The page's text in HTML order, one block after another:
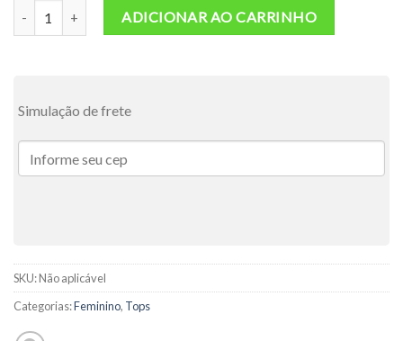
Top Speed Race Pro quantidadeADICIONAR AO CARRINHO
Simulação de frete
SKU:Não aplicável
Categorias:Feminino, Tops